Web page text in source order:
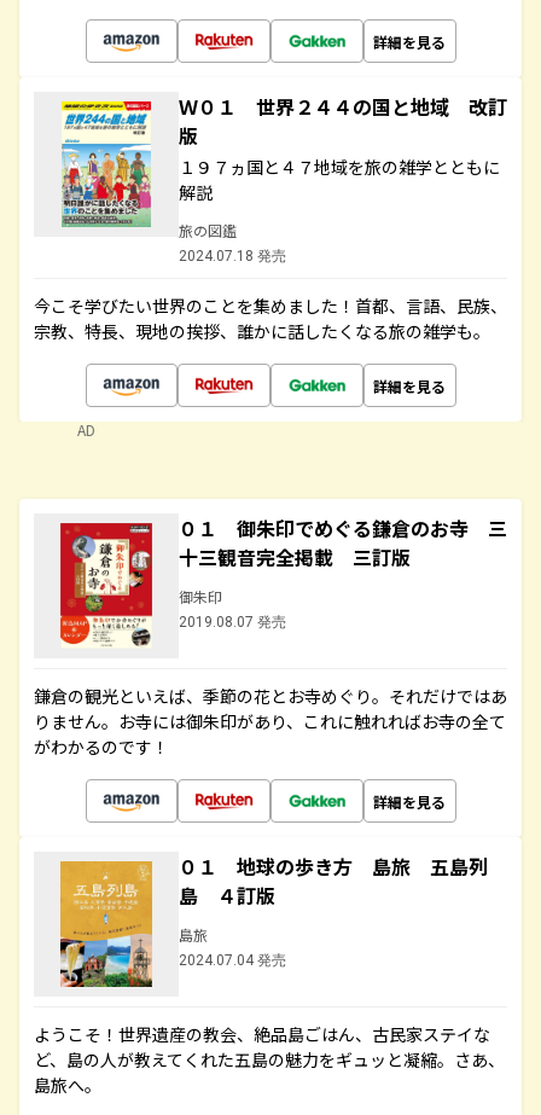
詳細を見る
Ｗ０１ 世界２４４の国と地域 改訂
版
１９７ヵ国と４７地域を旅の雑学とともに
解説
旅の図鑑
2024.07.18 発売
今こそ学びたい世界のことを集めました！首都、言語、民族、
宗教、特長、現地の挨拶、誰かに話したくなる旅の雑学も。
詳細を見る
AD
０１ 御朱印でめぐる鎌倉のお寺 三
十三観音完全掲載 三訂版
御朱印
2019.08.07 発売
鎌倉の観光といえば、季節の花とお寺めぐり。それだけではあ
りません。お寺には御朱印があり、これに触れればお寺の全て
がわかるのです！
詳細を見る
０１ 地球の歩き方 島旅 五島列
島 ４訂版
島旅
2024.07.04 発売
ようこそ！世界遺産の教会、絶品島ごはん、古民家ステイな
ど、島の人が教えてくれた五島の魅力をギュッと凝縮。さあ、
島旅へ。